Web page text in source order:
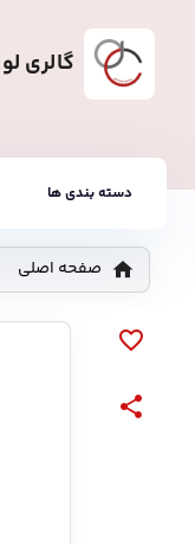
گالری
دسته بندی ها
صفحه اصلی